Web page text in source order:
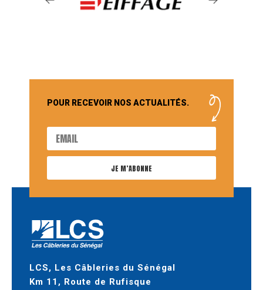
POUR RECEVOIR NOS ACTUALITÉS.
JE M’ABONNE
LCS, Les Câbleries du Sénégal
Km 11, Route de Rufisque